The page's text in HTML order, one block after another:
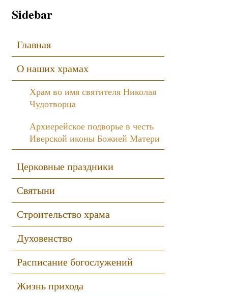
Sidebar
Главная
О наших храмах
Храм во имя святителя Николая
Чудотворца
Архиерейское подворье в честь
Иверской иконы Божией Матери
Церковные праздники
Святыни
Строительство храма
Духовенство
Расписание богослужений
Жизнь прихода